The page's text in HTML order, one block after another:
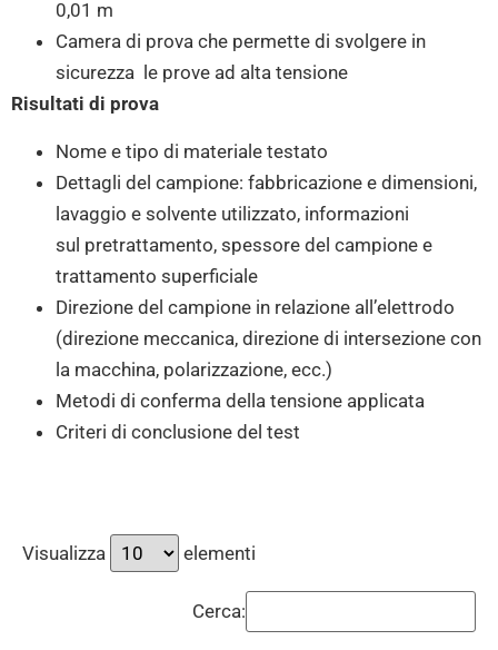
0,01 m
Camera di prova che permette di svolgere in
sicurezza le prove ad alta tensione
Risultati di prova
Nome e tipo di materiale testato
Dettagli del campione: fabbricazione e dimensioni,
lavaggio e solvente utilizzato, informazioni
sul pretrattamento, spessore del campione e
trattamento superficiale
Direzione del campione in relazione all’elettrodo
(direzione meccanica, direzione di intersezione con
la macchina, polarizzazione, ecc.)
Metodi di conferma della tensione applicata
Criteri di conclusione del test
Visualizza elementi
Cerca: